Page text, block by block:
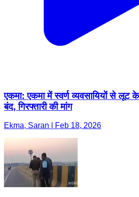
एकमा: एकमा में स्वर्ण व्यवसायियों से लूट के
बंद, गिरफ्तारी की मांग
Ekma, Saran | Feb 18, 2026